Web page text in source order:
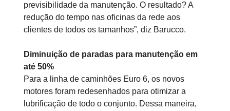
previsibilidade da manutenção. O resultado? A
redução do tempo nas oficinas da rede aos
clientes de todos os tamanhos”, diz Barucco.
Diminuição de paradas para manutenção em
até 50%
Para a linha de caminhões Euro 6, os novos
motores foram redesenhados para otimizar a
lubrificação de todo o conjunto. Dessa maneira,